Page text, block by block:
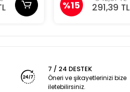
%15 291,39 TL
7 / 24 DESTEK
Öneri ve şikayetlerinizi bize
iletebilirsiniz.